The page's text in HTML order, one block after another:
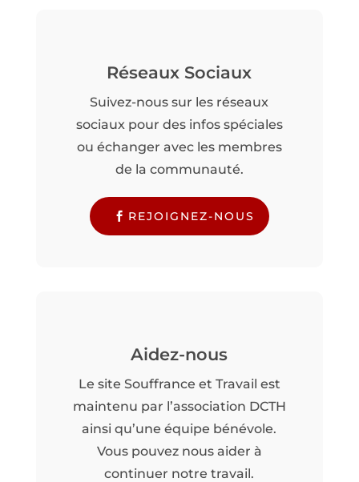
Réseaux Sociaux
Suivez-nous sur les réseaux
sociaux pour des infos spéciales
ou échanger avec les membres
de la communauté.
REJOIGNEZ-NOUS
Aidez-nous
Le site Souffrance et Travail est
maintenu par l’association DCTH
ainsi qu’une équipe bénévole.
Vous pouvez nous aider à
continuer notre travail.